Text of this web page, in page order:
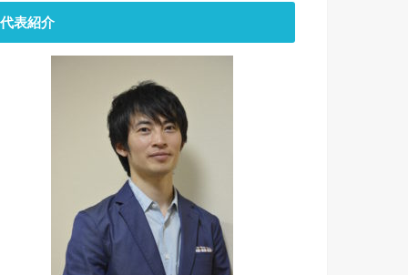
代表紹介